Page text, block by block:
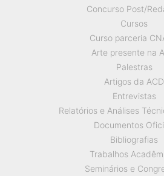
Concurso Post/
Cursos
Curso parceria
Arte presente na
Palestras
Artigos da ACD
Entrevistas
Relatórios e Análises
Documentos
Bibliografias
Trabalhos
Seminários e